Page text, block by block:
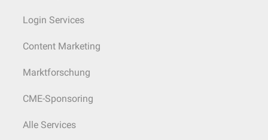
Login Services
Content Marketing
Marktforschung
CME-Sponsoring
Alle Services